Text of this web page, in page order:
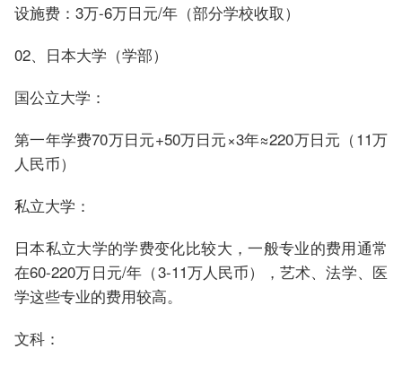
设施费：3万-6万日元/年（部分学校收取）
02、日本大学（学部）
国公立大学：
第一年学费70万日元+50万日元×3年≈220万日元（11万
人民币）
私立大学：
日本私立大学的学费变化比较大，一般专业的费用通常
在60-220万日元/年（3-11万人民币），艺术、法学、医
学这些专业的费用较高。
文科：